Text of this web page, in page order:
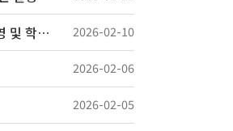
제80회 전기 학위수여자를 위한 공과대학 포토존 운영 및 학위복 대여 안내 2026-02-10
2026-02-06
2026-02-05